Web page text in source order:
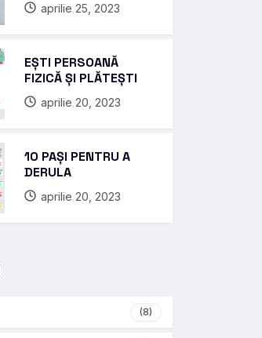
aprilie 25, 2023
EȘTI PERSOANĂ
FIZICĂ ȘI PLĂTEȘTI
aprilie 20, 2023
10 PAȘI PENTRU A
DERULA
aprilie 20, 2023
(8)